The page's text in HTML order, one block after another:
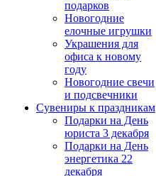
подарков
Новогодние
елочные игрушки
Украшения для
офиса к новому
году
Новогодние свечи
и подсвечники
Сувениры к праздникам
Подарки на День
юриста 3 декабря
Подарки на День
энергетика 22
декабря